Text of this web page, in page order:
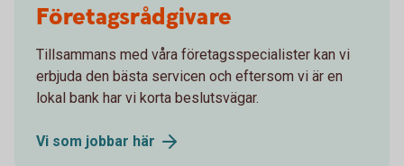
Företagsrådgivare
Tillsammans med våra företagsspecialister kan vi
erbjuda den bästa servicen och eftersom vi är en
lokal bank har vi korta beslutsvägar.
Vi som jobbar här